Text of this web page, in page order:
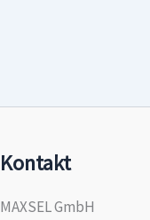
Kontakt
MAXSEL GmbH